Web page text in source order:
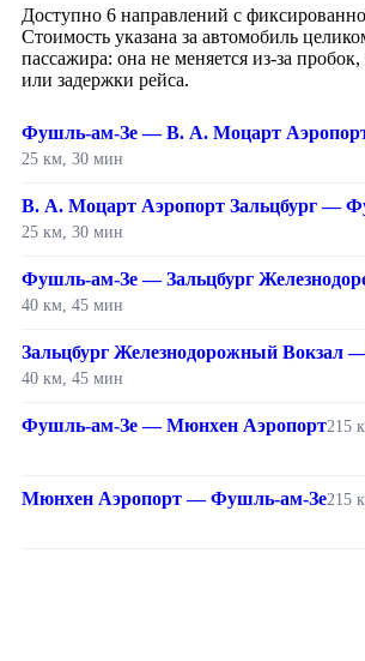
Доступно 6 направлений с
Стоимость указана за автомобиль
пассажира: она не меняется из-за
или задержки рейса.
Фушль-ам-Зе — В. А. Моцарт Аэропорт
25 км, 30 мин
В. А. Моцарт Аэропорт Зальцбург —
25 км, 30 мин
Фушль-ам-Зе — Зальцбург
40 км, 45 мин
Зальцбург Железнодорожный Вокзал
40 км, 45 мин
Фушль-ам-Зе — Мюнхен Аэропорт215
Мюнхен Аэропорт — Фушль-ам-Зе215